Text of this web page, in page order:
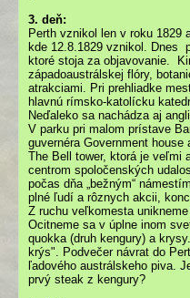
3. deň:
Perth vznikol len v roku 1829
kde 12.8.1829 vznikol. Dnes
ktoré stoja za objavovanie.
západoaustrálskej flóry,
atrakciami. Pri prehliadke
hlavnú rímsko-katolícku
Neďaleko sa nachádza aj
V parku pri malom prístave
guvernéra Government
The Bell tower, ktorá je veľmi
centrom spoločenských
počas dňa „bežným“
plné ľudí a rôznych akcii,
Z ruchu veľkomesta
Ocitneme sa v úplne inom
quokka (druh kengury) a
krýs". Podvečer návrat do
ľadového austrálskeho piva.
prvý steak z kengury?